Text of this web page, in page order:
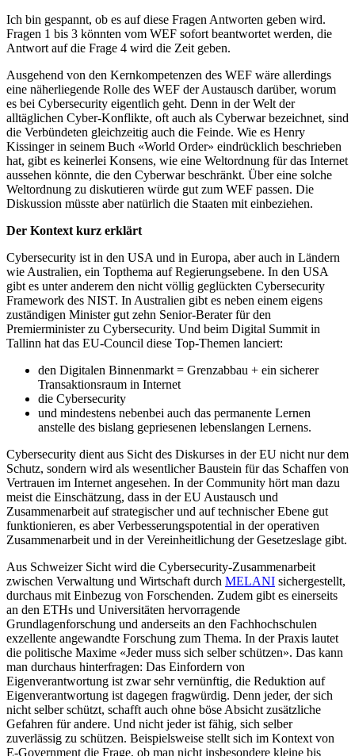
Ich bin gespannt, ob es auf diese Fragen Antworten geben wird.
Fragen 1 bis 3 könnten vom WEF sofort beantwortet werden, die
Antwort auf die Frage 4 wird die Zeit geben.
Ausgehend von den Kernkompetenzen des WEF wäre allerdings
eine näherliegende Rolle des WEF der Austausch darüber, worum
es bei Cybersecurity eigentlich geht. Denn in der Welt der
alltäglichen Cyber-Konflikte, oft auch als Cyberwar bezeichnet, sind
die Verbündeten gleichzeitig auch die Feinde. Wie es Henry
Kissinger in seinem Buch «World Order» eindrücklich beschrieben
hat, gibt es keinerlei Konsens, wie eine Weltordnung für das Internet
aussehen könnte, die den Cyberwar beschränkt. Über eine solche
Weltordnung zu diskutieren würde gut zum WEF passen. Die
Diskussion müsste aber natürlich die Staaten mit einbeziehen.
Der Kontext kurz erklärt
Cybersecurity ist in den USA und in Europa, aber auch in Ländern
wie Australien, ein Topthema auf Regierungsebene. In den USA
gibt es unter anderem den nicht völlig geglückten Cybersecurity
Framework des NIST. In Australien gibt es neben einem eigens
zuständigen Minister gut zehn Senior-Berater für den
Premierminister zu Cybersecurity. Und beim Digital Summit in
Tallinn hat das EU-Council diese Top-Themen lanciert:
den Digitalen Binnenmarkt = Grenzabbau + ein sicherer
Transaktionsraum in Internet
die Cybersecurity
und mindestens nebenbei auch das permanente Lernen
anstelle des bislang gepriesenen lebenslangen Lernens.
Cybersecurity dient aus Sicht des Diskurses in der EU nicht nur dem
Schutz, sondern wird als wesentlicher Baustein für das Schaffen von
Vertrauen im Internet angesehen. In der Community hört man dazu
meist die Einschätzung, dass in der EU Austausch und
Zusammenarbeit auf strategischer und auf technischer Ebene gut
funktionieren, es aber Verbesserungspotential in der operativen
Zusammenarbeit und in der Vereinheitlichung der Gesetzeslage gibt.
Aus Schweizer Sicht wird die Cybersecurity-Zusammenarbeit
zwischen Verwaltung und Wirtschaft durch MELANI sichergestellt,
durchaus mit Einbezug von Forschenden. Zudem gibt es einerseits
an den ETHs und Universitäten hervorragende
Grundlagenforschung und anderseits an den Fachhochschulen
exzellente angewandte Forschung zum Thema. In der Praxis lautet
die politische Maxime «Jeder muss sich selber schützen». Das kann
man durchaus hinterfragen: Das Einfordern von
Eigenverantwortung ist zwar sehr vernünftig, die Reduktion auf
Eigenverantwortung ist dagegen fragwürdig. Denn jeder, der sich
nicht selber schützt, schafft auch ohne böse Absicht zusätzliche
Gefahren für andere. Und nicht jeder ist fähig, sich selber
zuverlässig zu schützen. Beispielsweise stellt sich im Kontext von
E-Government die Frage, ob man nicht insbesondere kleine bis